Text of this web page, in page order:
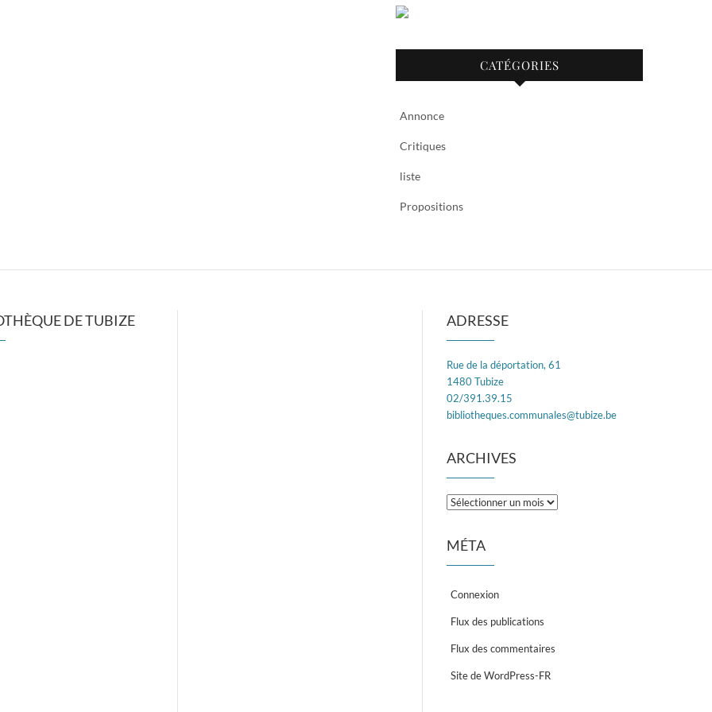
CATÉGORIES
Annonce
Critiques
liste
Propositions
DE TUBIZE ADRESSE
Rue de la déportation, 61
1480 Tubize
02/391.39.15
bibliotheques.communales@tubize.be
ARCHIVES
Archives
MÉTA
Connexion
Flux des publications
Flux des commentaires
Site de WordPress-FR